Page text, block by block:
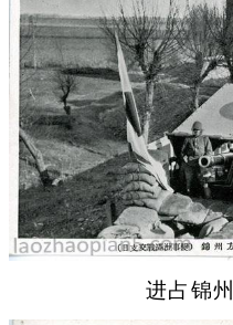
进占锦州